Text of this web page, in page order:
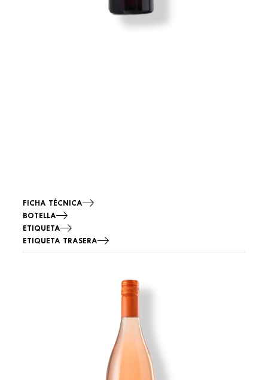
FICHA TÉCNICA
BOTELLA
ETIQUETA
ETIQUETA TRASERA